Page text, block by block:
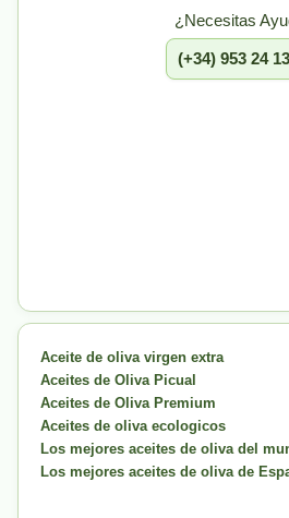
¿Necesitas
(+34) 953 24
Aceite de oliva virgen extra
Aceites de Oliva Picual
Aceites de Oliva Premium
Aceites de oliva ecologicos
Los mejores aceites de oliva del
Los mejores aceites de oliva de